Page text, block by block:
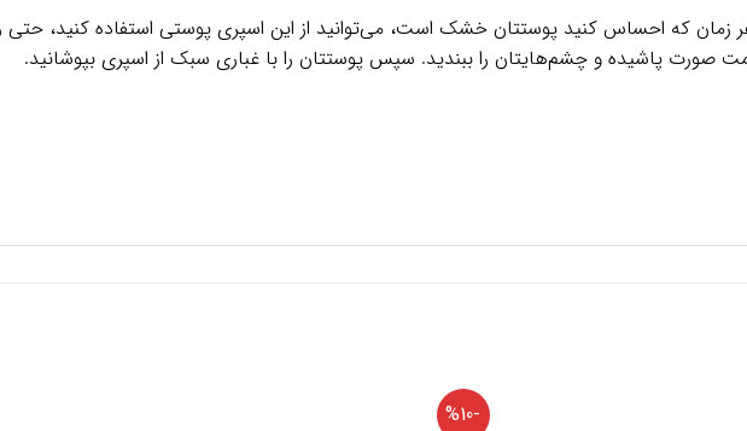
صورت پاشیده و چشم‌هایتان را ببندید. سپس پوستتان را با غباری سبک از اسپری بپوشانید.
-%10